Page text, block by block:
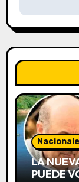
c
i
ó
n
d
e
eLA
PUEDE